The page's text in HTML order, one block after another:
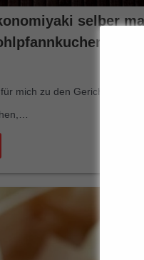
selber
nach
mich zu den Gerichten, die